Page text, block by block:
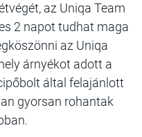
az Uniqa Team
2 napot tudhat maga
az Uniqa
árnyékot adott a
által felajánlott
gyorsan rohantak